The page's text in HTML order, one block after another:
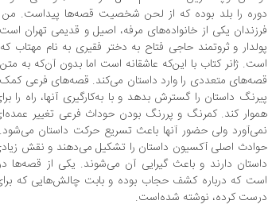
دوره را بلد بوده که از لحن شخصیت قصه‌ها پیداست. من
فرزندان یکی از خانواده‌های مرفه، اصیل و قدیمی تهران
پولدار و ثروتمند حاجی فتاح به دختر فقیری به نام مهتاب
است. ژانر کتاب با این‌که عاشقانه است اما بدون آن‌که به
قصه‌های متعددی را وارد داستان می‌کند. قصه‌های فرعی کمک
پیرنگ داستان را گسترش بدهد و با به‌کارگیری آنها، راه را
هموار کند. کمرنگ و پررنگ بودن حوداث فرعی تغییر
نمی‌آورد ولی حضور آنها باعث تسریع حرکت داستان
حوادث اصلی آکسیون داستان را تشکیل می‌دهند و نقش
داستان دارند و باعث گیرایی آن می‌شوند. یکی از قصه‌ها
است که درباره کشف حجاب بوده و بابت چالش‌هایی که
درست کرده، نوشته شده‌است.